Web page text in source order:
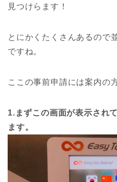
見つけらます！
とにかくたくさんあるので
ですね。
ここの事前申請には案内の
1.まずこの画面が表示され
ます。